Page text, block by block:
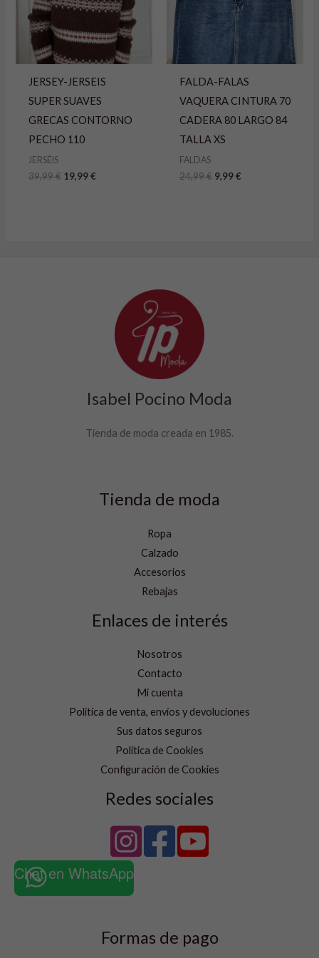
JERSEY-JERSEIS
SUPER SUAVES
GRECAS CONTORNO
PECHO 110
JERSÉIS
39,99€ 19,99€
FALDA-FALAS
VAQUERA CINTURA 70
CADERA 80 LARGO 84
TALLA XS
FALDAS
24,99€ 9,99€
Isabel Pocino Moda
Tienda de moda creada en 1985.
Tienda de moda
Ropa
Calzado
Accesorios
Rebajas
Enlaces de interés
Nosotros
Contacto
Mi cuenta
Política de venta, envíos y devoluciones
Sus datos seguros
Política de Cookies
Configuración de Cookies
Redes sociales
Chat en WhatsApp
Formas de pago